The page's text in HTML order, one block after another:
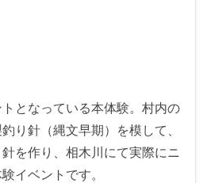
となっている本体験。村内の
り針（縄文早期）を模して、
を作り、相木川にて実際にニ
イベントです。